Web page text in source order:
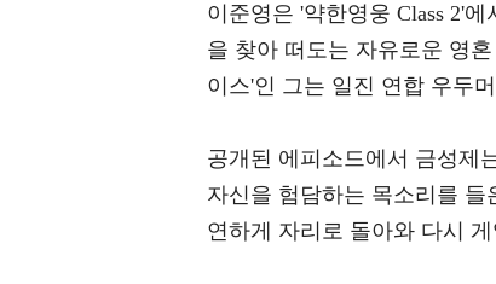
이준영은 '약한영웅 Class 2'
을 찾아 떠도는 자유로운 영
이스'인 그는 일진 연합 우두
공개된 에피소드에서 금성제
자신을 험담하는 목소리를
연하게 자리로 돌아와 다시